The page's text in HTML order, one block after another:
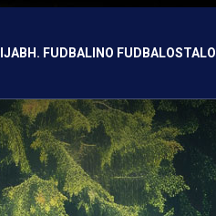
BH. FUDBALINO FUDBALOSTALO